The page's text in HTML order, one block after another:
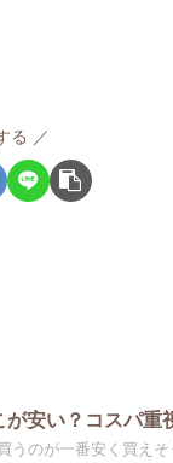
る
安い？コスパ重
うのが一番安く買え